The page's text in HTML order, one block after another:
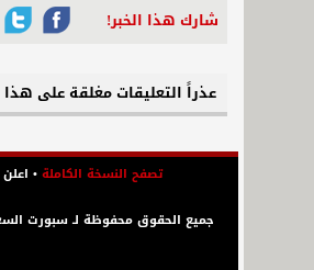
شارك هذا الخبر!
عذراً التعليقات مغلقة على هذا
تصفح النسخة الكاملة•
جميع الحقوق محفوظة لـ سبورت